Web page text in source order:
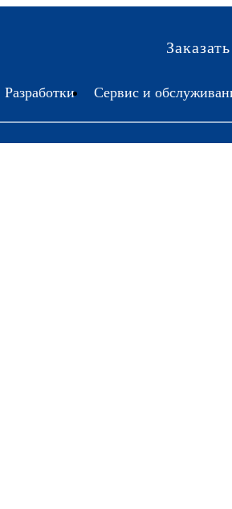
Разработки Сервис и